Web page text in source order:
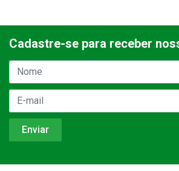
Cadastre-se para receber